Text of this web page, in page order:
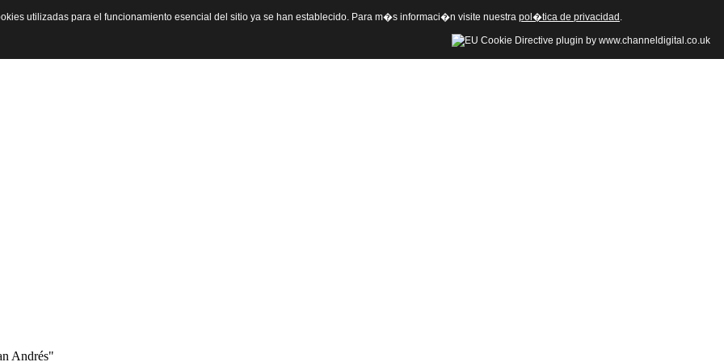
Andrés"
utilizadas para el funcionamiento esencial del sitio ya se han establecido. Para m�s informaci�n visite nuestra pol�tica de privacidad .